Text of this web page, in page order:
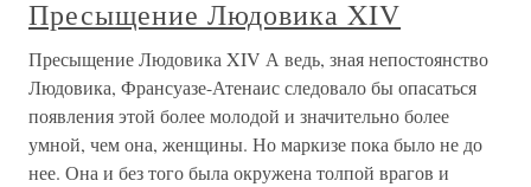
Пресыщение Людовика XIV
Пресыщение Людовика XIV А ведь, зная непостоянство
Людовика, Франсуазе-Атенаис следовало бы опасаться
появления этой более молодой и значительно более
умной, чем она, женщины. Но маркизе пока было не до
нее. Она и без того была окружена толпой врагов и